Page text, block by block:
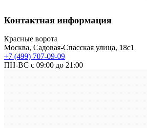
Контактная информация
Красные ворота
Москва, Садовая-Спасская улица, 18с1
+7 (499) 707-09-09
ПН-ВС с 09:00 до 21:00